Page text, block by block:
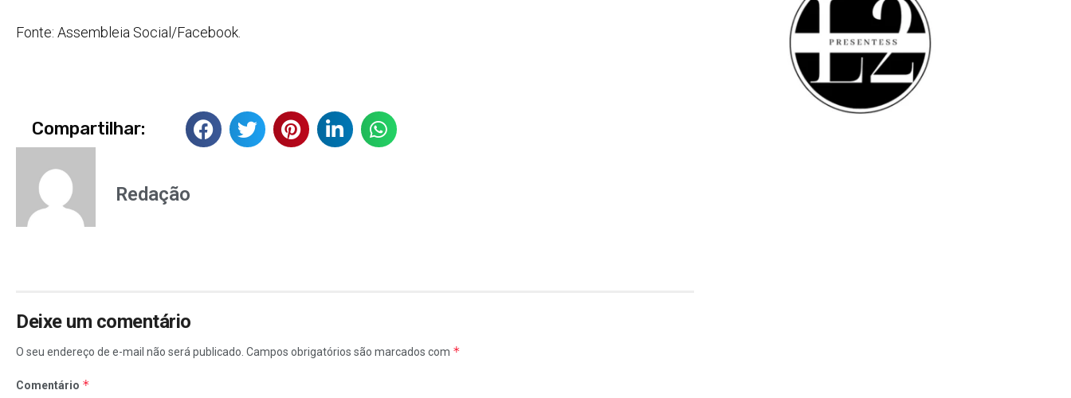
Fonte: Assembleia Social/Facebook.
Compartilhar:
Redação
Deixe um comentário
O seu endereço de e-mail não será publicado. Campos obrigatórios são marcados com *
Comentário *